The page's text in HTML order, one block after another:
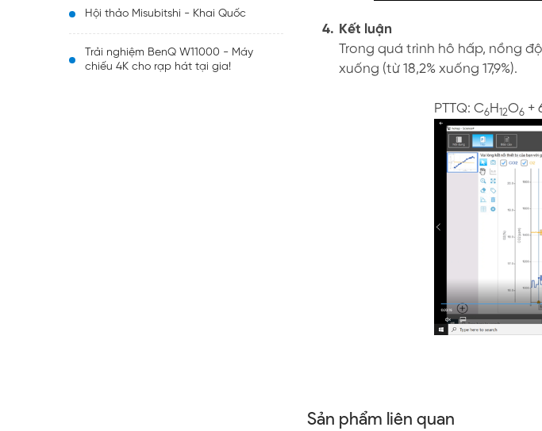
Hội thảo Misubitshi - Khai Quốc
Trải nghiệm BenQ W11000 - Máy
chiếu 4K cho rạp hát tại gia!
4. Kết luận
Trong quá trình hô hấp, nồng
xuống (từ 18,2% xuống 17,9%).
PTTQ: C6H12O6 +
Sản phẩm liên quan